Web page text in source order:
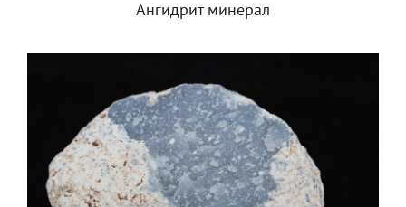
Ангидрит минерал